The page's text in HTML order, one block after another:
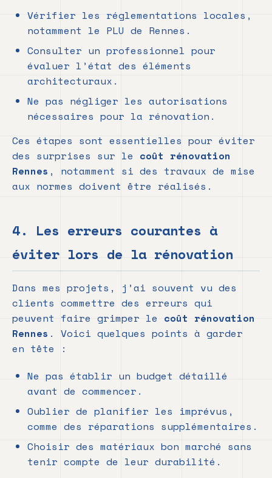
Vérifier les réglementations locales,
notamment le PLU de Rennes.
Consulter un professionnel pour
évaluer l’état des éléments
architecturaux.
Ne pas négliger les autorisations
nécessaires pour la rénovation.
Ces étapes sont essentielles pour éviter
des surprises sur le coût rénovation
Rennes , notamment si des travaux de mise
aux normes doivent être réalisés.
4. Les erreurs courantes à
éviter lors de la rénovation
Dans mes projets, j’ai souvent vu des
clients commettre des erreurs qui
peuvent faire grimper le coût rénovation
Rennes . Voici quelques points à garder
en tête :
Ne pas établir un budget détaillé
avant de commencer.
Oublier de planifier les imprévus,
comme des réparations supplémentaires.
Choisir des matériaux bon marché sans
tenir compte de leur durabilité.